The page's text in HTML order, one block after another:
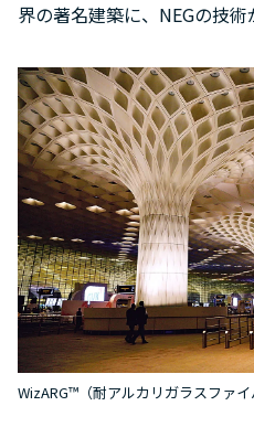
界の著名建築に、NEGの技術
WizARG™（耐アルカリガラスファ